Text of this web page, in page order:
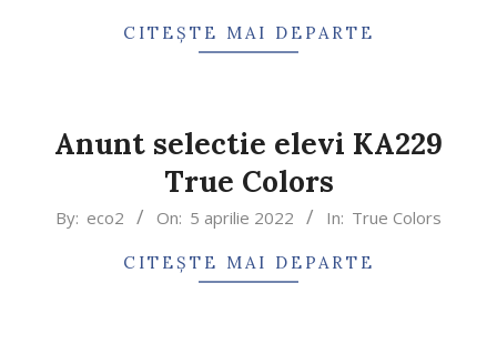
CITEȘTE MAI DEPARTE
Anunt selectie elevi KA229
True Colors
By: eco2 On: 5 aprilie 2022 In: True Colors
CITEȘTE MAI DEPARTE